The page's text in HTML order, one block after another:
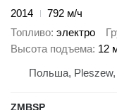
2014
792 м/ч
Топливо электро
Высота подъема 12
Польша,
ZMBSP